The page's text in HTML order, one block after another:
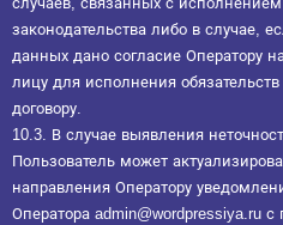
законодательства либо в случае,
данных дано согласие Оператору
лицу для исполнения
договору.
10.3. В случае выявления
Пользователь может
направления Оператору
Оператора admin@wordpressiya.ru